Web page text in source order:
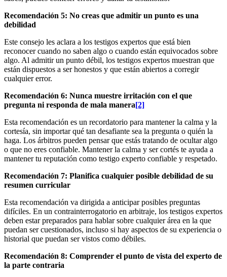
Recomendación 5: No creas que admitir un punto es una
debilidad
Este consejo les aclara a los testigos expertos que está bien
reconocer cuando no saben algo o cuando están equivocados sobre
algo. Al admitir un punto débil, los testigos expertos muestran que
están dispuestos a ser honestos y que están abiertos a corregir
cualquier error.
Recomendación 6: Nunca muestre irritación con el que
pregunta ni responda de mala manera[2]
Esta recomendación es un recordatorio para mantener la calma y la
cortesía, sin importar qué tan desafiante sea la pregunta o quién la
haga. Los árbitros pueden pensar que estás tratando de ocultar algo
o que no eres confiable. Mantener la calma y ser cortés te ayuda a
mantener tu reputación como testigo experto confiable y respetado.
Recomendación 7: Planifica cualquier posible debilidad de su
resumen curricular
Esta recomendación va dirigida a anticipar posibles preguntas
difíciles. En un contrainterrogatorio en arbitraje, los testigos expertos
deben estar preparados para hablar sobre cualquier área en la que
puedan ser cuestionados, incluso si hay aspectos de su experiencia o
historial que puedan ser vistos como débiles.
Recomendación 8: Comprender el punto de vista del experto de
la parte contraria